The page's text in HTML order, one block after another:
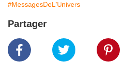
#MessagesDeL'Univers
Partager